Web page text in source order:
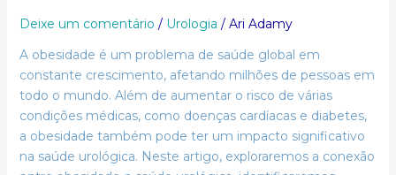
Deixe um comentário / Urologia / Ari Adamy
A obesidade é um problema de saúde global em
constante crescimento, afetando milhões de pessoas em
todo o mundo. Além de aumentar o risco de várias
condições médicas, como doenças cardíacas e diabetes,
a obesidade também pode ter um impacto significativo
na saúde urológica. Neste artigo, exploraremos a conexão